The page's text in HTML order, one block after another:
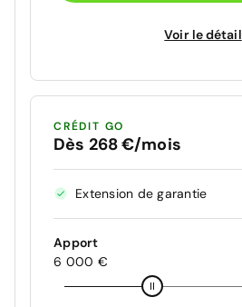
Voir le détail
CRÉDIT GO
Dès 268 €/mois
Extension de garantie
Apport
6 000 €